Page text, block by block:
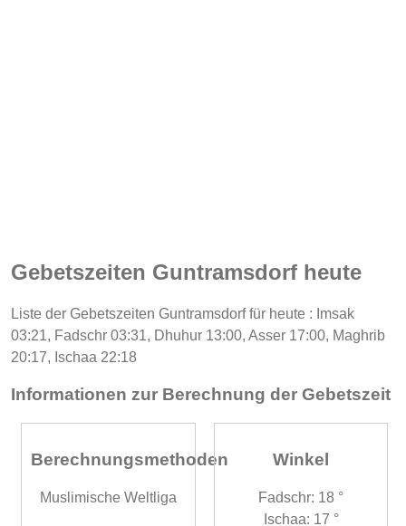
Gebetszeiten Guntramsdorf heute
Liste der Gebetszeiten Guntramsdorf für heute : Imsak
03:21, Fadschr 03:31, Dhuhur 13:00, Asser 17:00, Maghrib
20:17, Ischaa 22:18
Informationen zur Berechnung der Gebetszeit
Berechnungsmethoden
Muslimische Weltliga
Winkel
Fadschr: 18 °
Ischaa: 17 °